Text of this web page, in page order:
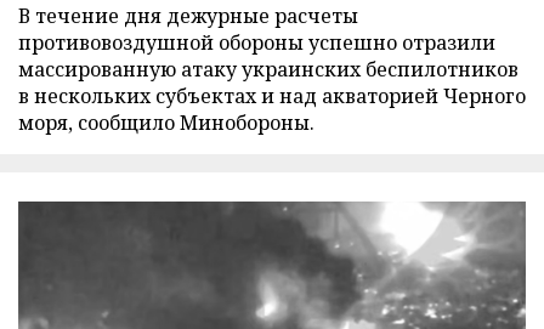
В течение дня дежурные расчеты
противовоздушной обороны успешно отразили
массированную атаку украинских беспилотников
в нескольких субъектах и над акваторией Черного
моря, сообщило Минобороны.